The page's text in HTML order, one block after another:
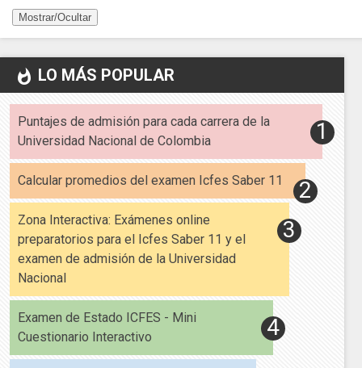
Mostrar/Ocultar
whatshot LO MÁS POPULAR
Puntajes de admisión para cada carrera de la
Universidad Nacional de Colombia
Calcular promedios del examen Icfes Saber 11
Zona Interactiva: Exámenes online
preparatorios para el Icfes Saber 11 y el
examen de admisión de la Universidad
Nacional
Examen de Estado ICFES - Mini
Cuestionario Interactivo